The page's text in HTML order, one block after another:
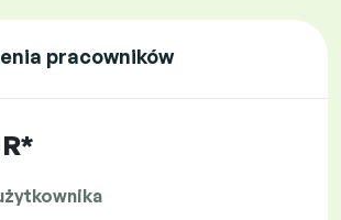
pracowników